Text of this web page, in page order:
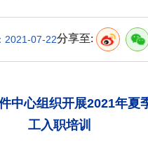
2021-07-22分享至:
中心组织开展2021年夏
工入职培训